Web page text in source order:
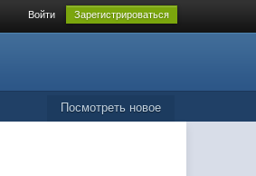
Войти Зарегистрироваться
Посмотреть новое